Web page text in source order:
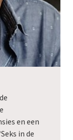
en een
in de